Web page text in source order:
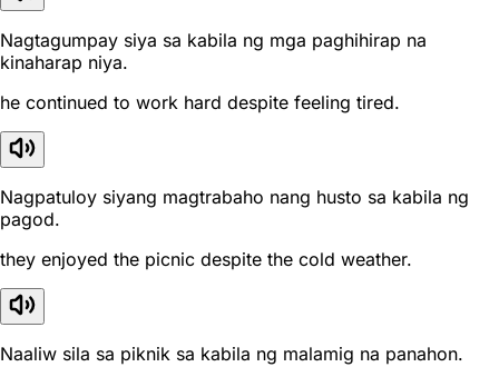
Nagtagumpay siya sa kabila ng mga paghihirap na
kinaharap niya.
he continued to work hard despite feeling tired.
Nagpatuloy siyang magtrabaho nang husto sa kabila ng
pagod.
they enjoyed the picnic despite the cold weather.
Naaliw sila sa piknik sa kabila ng malamig na panahon.